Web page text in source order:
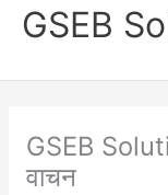
GSEB
GSEB
वाचन